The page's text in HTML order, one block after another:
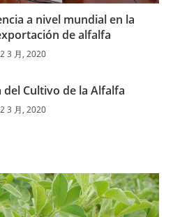
a nivel mundial en la
de alfalfa
2 3 月, 2020
del Cultivo de la Alfalfa
2 3 月, 2020